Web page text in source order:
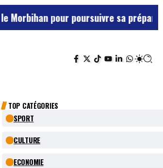
pour poursuivre sa préparation face
TOP CATÉGORIES
SPORT
CULTURE
ECONOMIE